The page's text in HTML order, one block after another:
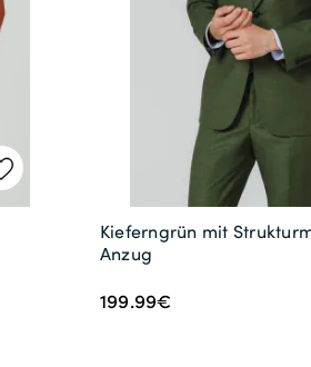
Kieferngrün mit
Anzug
199.99€